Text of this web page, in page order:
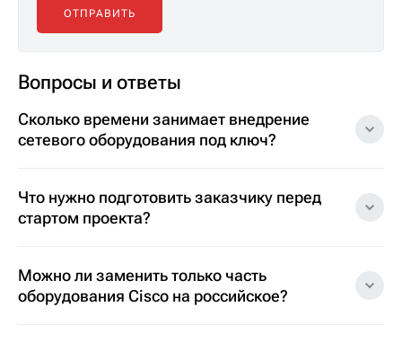
Вопросы и ответы
Сколько времени занимает внедрение
сетевого оборудования под ключ?
Что нужно подготовить заказчику перед
стартом проекта?
Можно ли заменить только часть
оборудования Cisco на российское?